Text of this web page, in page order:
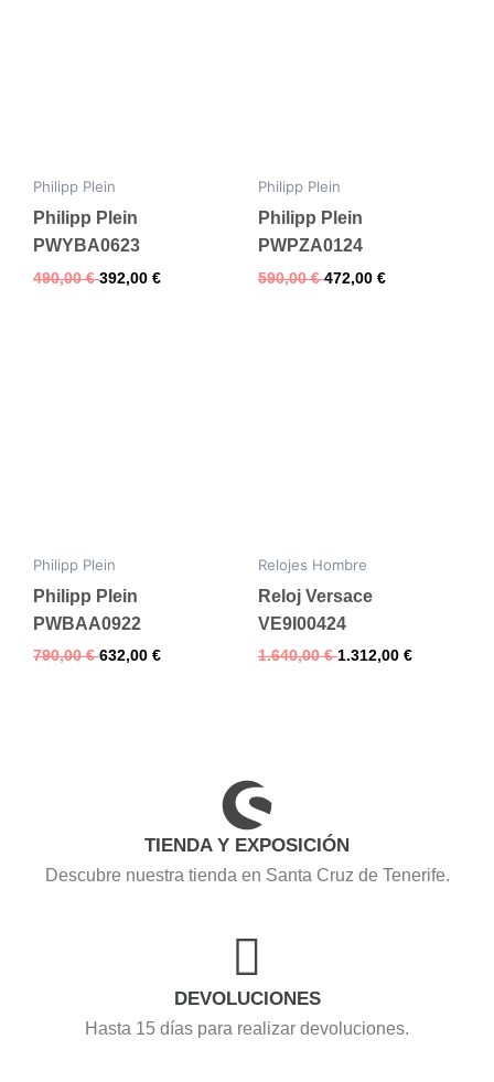
Philipp Plein
Philipp Plein
PWYBA0623
490,00€ 392,00 €
Philipp Plein
Philipp Plein
PWPZA0124
590,00€ 472,00 €
Philipp Plein
Philipp Plein
PWBAA0922
790,00€ 632,00 €
Relojes Hombre
Reloj Versace
VE9I00424
1.640,00€ 1.312,00 €
TIENDA Y EXPOSICIÓN
Descubre nuestra tienda en Santa Cruz de Tenerife.
DEVOLUCIONES
Hasta 15 días para realizar devoluciones.